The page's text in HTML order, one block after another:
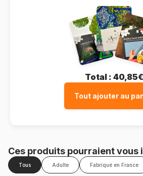
Total : 40,85€
Tout ajouter au
Ces produits pourraient vous
Tous Adulte Fabriqué en France